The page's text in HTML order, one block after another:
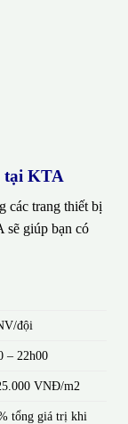
tại KTA
các trang thiết bị
sẽ giúp bạn có
đội
– 22h00
VNĐ/m2
tổng giá trị khi